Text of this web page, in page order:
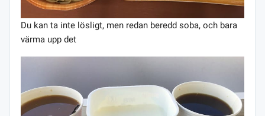
Du kan ta inte lösligt, men redan beredd soba, och bara
värma upp det